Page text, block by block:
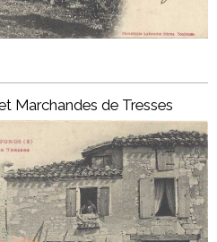
Marchandes de Tresses